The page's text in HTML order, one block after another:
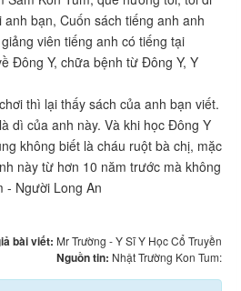
bạn, Cuốn sách tiếng anh anh
viên tiếng anh có tiếng tại
Đông Y, chữa bệnh từ Đông Y, Y
thì lại thấy sách của anh bạn viết.
dì của anh này. Và khi học Đông Y
không biết là cháu ruột bà chị, mặc
này từ hơn 10 năm trước mà không
- Người Long An
bài viết: Mr Trường - Y Sĩ Y Học Cổ Truyền
Nguồn tin: Nhật Trường Kon Tum: